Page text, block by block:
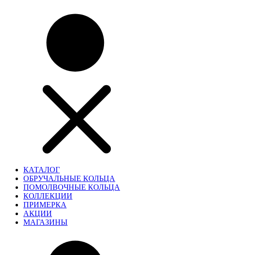
КАТАЛОГ
ОБРУЧАЛЬНЫЕ КОЛЬЦА
ПОМОЛВОЧНЫЕ КОЛЬЦА
КОЛЛЕКЦИИ
ПРИМЕРКА
АКЦИИ
МАГАЗИНЫ